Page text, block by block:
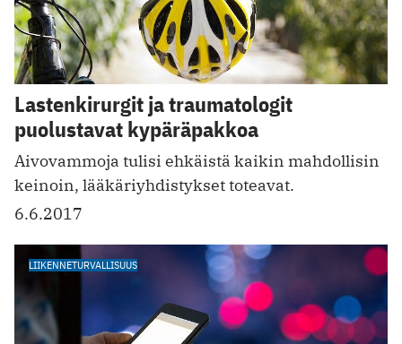
Lastenkirurgit ja traumatologit
puolustavat kypäräpakkoa
Aivovammoja tulisi ehkäistä kaikin mahdollisin
keinoin, lääkäriyhdistykset toteavat.
6.6.2017
LIIKENNETURVALLISUUS